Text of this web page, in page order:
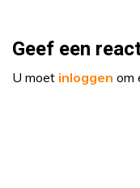
Geef een
U moet inloggen om